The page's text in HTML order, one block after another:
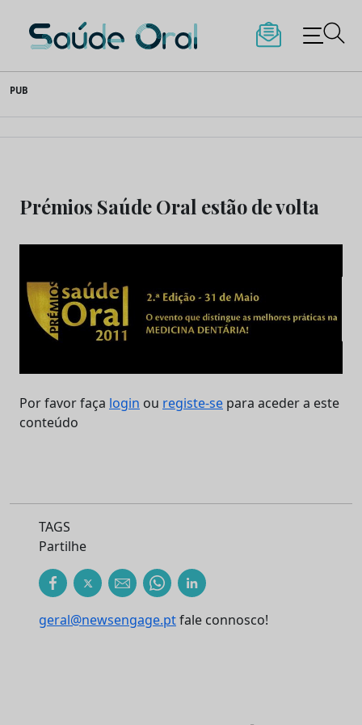
to
content
Saúde Oral
PUB
Prémios Saúde Oral estão de volta
Por favor faça login ou registe-se para aceder a este
conteúdo
TAGS
Partilhe
geral@newsengage.ptfale connosco!